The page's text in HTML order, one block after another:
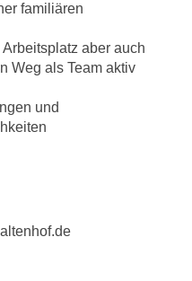
familiären
aber auch
Weg als Team aktiv
und